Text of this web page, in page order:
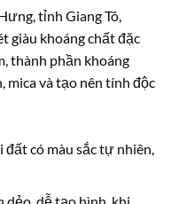
tỉnh Giang Tô,
giàu khoáng chất đặc
thành phần khoáng
mica và tạo nên tính độc
đất có màu sắc tự nhiên,